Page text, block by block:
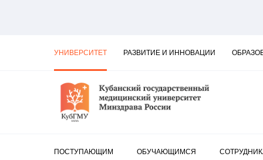
УНИВЕРСИТЕТ РАЗВИТИЕ И ИННОВАЦИИ
ПОСТУПАЮЩИМ ОБУЧАЮЩИМСЯ